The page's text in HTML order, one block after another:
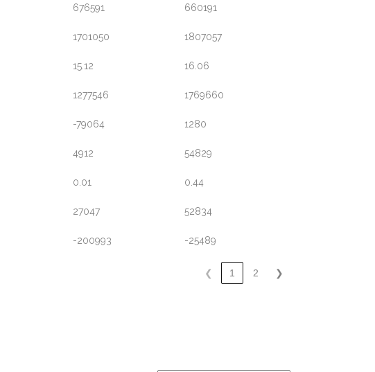
676591 660191
1701050 1807057
15.12 16.06
1277546 1769660
-79064 1280
4912 54829
0.01 0.44
27047 52834
-200993 -25489
❮ 1 2 ❯